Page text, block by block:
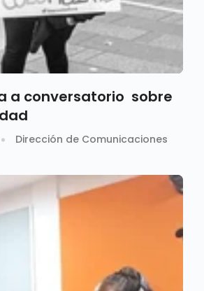
a conversatorio sobre
Dirección de Comunicaciones